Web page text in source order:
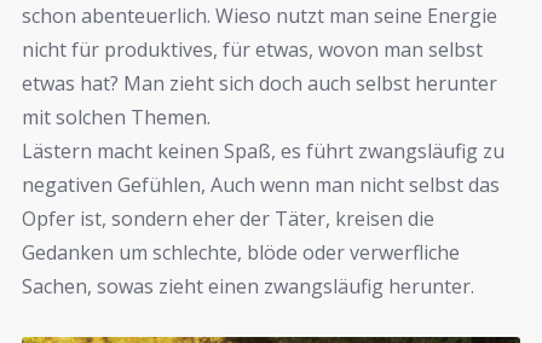
schon abenteuerlich. Wieso nutzt man seine Energie
nicht für produktives, für etwas, wovon man selbst
etwas hat? Man zieht sich doch auch selbst herunter
mit solchen Themen.
Lästern macht keinen Spaß, es führt zwangsläufig zu
negativen Gefühlen, Auch wenn man nicht selbst das
Opfer ist, sondern eher der Täter, kreisen die
Gedanken um schlechte, blöde oder verwerfliche
Sachen, sowas zieht einen zwangsläufig herunter.